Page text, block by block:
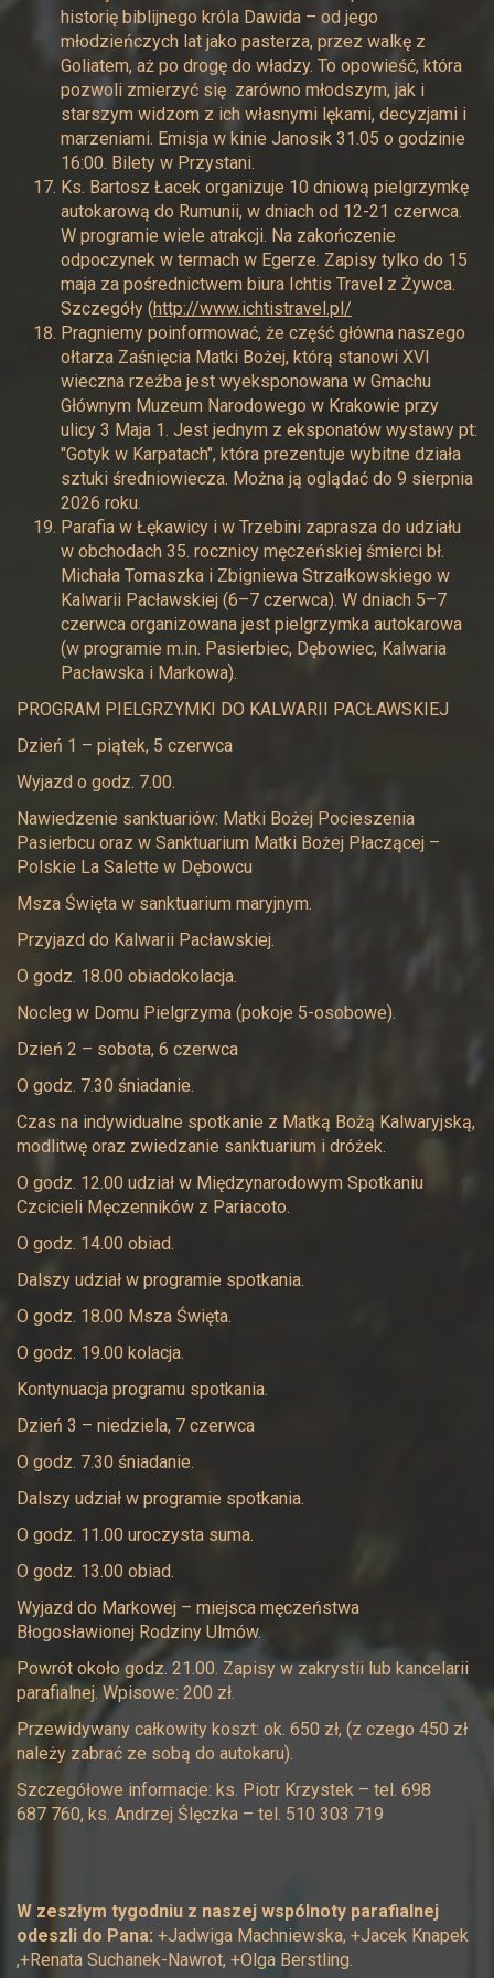
historię biblijnego króla Dawida – od jego
młodzieńczych lat jako pasterza, przez walkę z
Goliatem, aż po drogę do władzy. To opowieść, która
pozwoli zmierzyć się zarówno młodszym, jak i
starszym widzom z ich własnymi lękami, decyzjami i
marzeniami. Emisja w kinie Janosik 31.05 o godzinie
16:00. Bilety w Przystani.
Ks. Bartosz Łacek organizuje 10 dniową pielgrzymkę
autokarową do Rumunii, w dniach od 12-21 czerwca.
W programie wiele atrakcji. Na zakończenie
odpoczynek w termach w Egerze. Zapisy tylko do 15
maja za pośrednictwem biura Ichtis Travel z Żywca.
Szczegóły (http://www.ichtistravel.pl/
Pragniemy poinformować, że część główna naszego
ołtarza Zaśnięcia Matki Bożej, którą stanowi XVI
wieczna rzeźba jest wyeksponowana w Gmachu
Głównym Muzeum Narodowego w Krakowie przy
ulicy 3 Maja 1. Jest jednym z eksponatów wystawy pt:
"Gotyk w Karpatach", która prezentuje wybitne działa
sztuki średniowiecza. Można ją oglądać do 9 sierpnia
2026 roku.
Parafia w Łękawicy i w Trzebini zaprasza do udziału
w obchodach 35. rocznicy męczeńskiej śmierci bł.
Michała Tomaszka i Zbigniewa Strzałkowskiego w
Kalwarii Pacławskiej (6–7 czerwca). W dniach 5–7
czerwca organizowana jest pielgrzymka autokarowa
(w programie m.in. Pasierbiec, Dębowiec, Kalwaria
Pacławska i Markowa).
PROGRAM PIELGRZYMKI DO KALWARII PACŁAWSKIEJ
Dzień 1 – piątek, 5 czerwca
Wyjazd o godz. 7.00.
Nawiedzenie sanktuariów: Matki Bożej Pocieszenia
Pasierbcu oraz w Sanktuarium Matki Bożej Płaczącej –
Polskie La Salette w Dębowcu
Msza Święta w sanktuarium maryjnym.
Przyjazd do Kalwarii Pacławskiej.
O godz. 18.00 obiadokolacja.
Nocleg w Domu Pielgrzyma (pokoje 5-osobowe).
Dzień 2 – sobota, 6 czerwca
O godz. 7.30 śniadanie.
Czas na indywidualne spotkanie z Matką Bożą Kalwaryjską,
modlitwę oraz zwiedzanie sanktuarium i dróżek.
O godz. 12.00 udział w Międzynarodowym Spotkaniu
Czcicieli Męczenników z Pariacoto.
O godz. 14.00 obiad.
Dalszy udział w programie spotkania.
O godz. 18.00 Msza Święta.
O godz. 19.00 kolacja.
Kontynuacja programu spotkania.
Dzień 3 – niedziela, 7 czerwca
O godz. 7.30 śniadanie.
Dalszy udział w programie spotkania.
O godz. 11.00 uroczysta suma.
O godz. 13.00 obiad.
Wyjazd do Markowej – miejsca męczeństwa
Błogosławionej Rodziny Ulmów.
Powrót około godz. 21.00. Zapisy w zakrystii lub kancelarii
parafialnej. Wpisowe: 200 zł.
Przewidywany całkowity koszt: ok. 650 zł, (z czego 450 zł
należy zabrać ze sobą do autokaru).
Szczegółowe informacje: ks. Piotr Krzystek – tel. 698
687 760, ks. Andrzej Ślęczka – tel. 510 303 719
W zeszłym tygodniu z naszej wspólnoty parafialnej
odeszli do Pana: +Jadwiga Machniewska, +Jacek Knapek
,+Renata Suchanek-Nawrot, +Olga Berstling.